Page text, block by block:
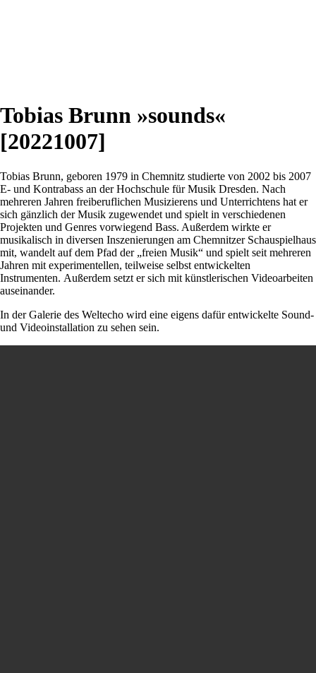
Tobias Brunn »sounds«
[20221007]
Tobias Brunn, geboren 1979 in Chemnitz studierte von 2002 bis 2007
E- und Kontrabass an der Hochschule für Musik Dresden. Nach
mehreren Jahren freiberuflichen Musizierens und Unterrichtens hat er
sich gänzlich der Musik zugewendet und spielt in verschiedenen
Projekten und Genres vorwiegend Bass. Außerdem wirkte er
musikalisch in diversen Inszenierungen am Chemnitzer Schauspielhaus
mit, wandelt auf dem Pfad der „freien Musik“ und spielt seit mehreren
Jahren mit experimentellen, teilweise selbst entwickelten
Instrumenten. Außerdem setzt er sich mit künstlerischen Videoarbeiten
auseinander.
In der Galerie des Weltecho wird eine eigens dafür entwickelte Sound-
und Videoinstallation zu sehen sein.